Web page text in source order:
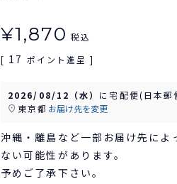
¥1,870 税込
[ 17 ポイント進呈 ]
2026/08/12（水） に宅配便(日本郵
東京都 お届け先を変更
沖縄・離島など一部お届け先によ
ない可能性があります。
予めご了承下さい。